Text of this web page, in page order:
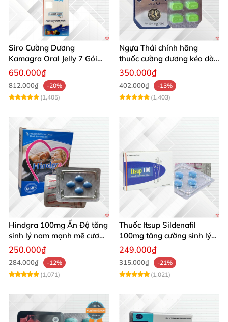
Siro Cường Dương
Kamagra Oral Jelly 7 Gói
100g tăng cường sinh lực
650.000₫
812.000₫
-20%
(1,405)
Ngựa Thái chính hãng
thuốc cường dương kéo dài
thời gian cho Nam hộp 10
350.000₫
402.000₫
-13%
(1,403)
Hindgra 100mg Ấn Độ tăng
sinh lý nam mạnh mẽ cương
dương lâu
250.000₫
284.000₫
-12%
(1,071)
Thuốc Itsup Sildenafil
100mg tăng cường sinh lý
kéo dài thời gian cho nam
249.000₫
315.000₫
-21%
(1,021)